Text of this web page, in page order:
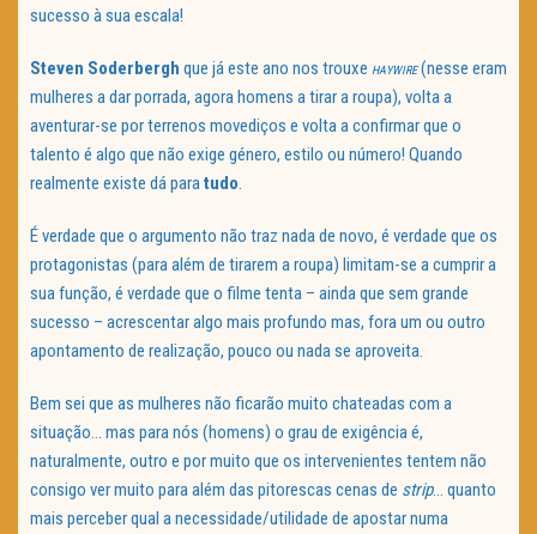
sucesso à sua escala!
Steven Soderbergh que já este ano nos trouxe HAYWIRE(nesse eram
mulheres a dar porrada, agora homens a tirar a roupa), volta a
aventurar-se por terrenos movediços e volta a confirmar que o
talento é algo que não exige género, estilo ou número! Quando
realmente existe dá paratudo.
É verdade que o argumento não traz nada de novo, é verdade que os
protagonistas (para além de tirarem a roupa) limitam-se a cumprir a
sua função, é verdade que o filme tenta – ainda que sem grande
sucesso – acrescentar algo mais profundo mas, fora um ou outro
apontamento de realização, pouco ou nada se aproveita.
Bem sei que as mulheres não ficarão muito chateadas com a
situação… mas para nós (homens) o grau de exigência é,
naturalmente, outro e por muito que os intervenientes tentem não
consigo ver muito para além das pitorescas cenas de strip… quanto
mais perceber qual a necessidade/utilidade de apostar numa